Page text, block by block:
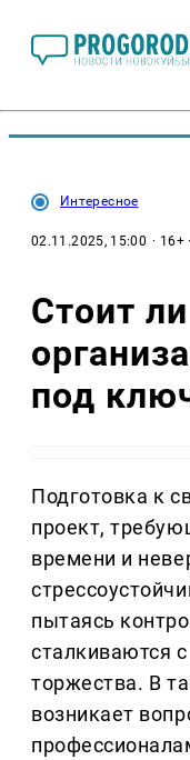
Интересное
02.11.2025, 15:00 · 16+ ·
Стоит
под
Подготовка к
проект,
времени и
пытаясь
сталкиваются
торжества. В
возникает